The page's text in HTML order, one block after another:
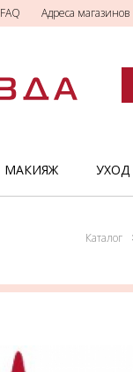
FAQ Адреса магазинов
МАКИЯЖ УХОД
Каталог